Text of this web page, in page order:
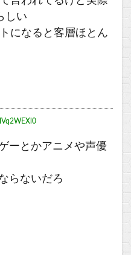
しい
になると客層ほとん
ーとかアニメや声優
らないだろ